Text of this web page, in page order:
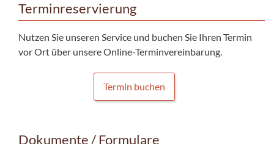
Terminreservierung
Nutzen Sie unseren Service und buchen Sie Ihren Termin
vor Ort über unsere Online-Terminvereinbarung.
Termin buchen
Dokumente / Formulare